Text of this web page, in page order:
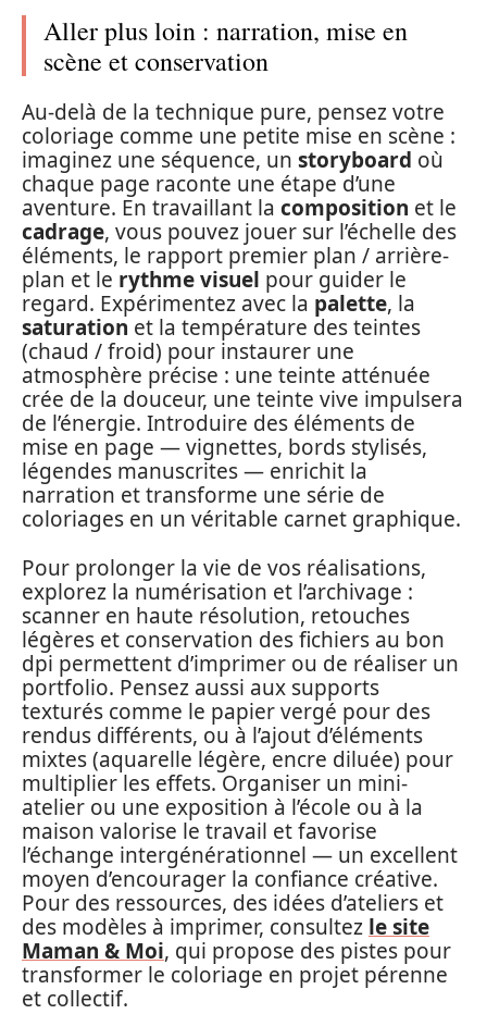
Aller plus loin : narration, mise en
scène et conservation
Au-delà de la technique pure, pensez votre
coloriage comme une petite mise en scène :
imaginez une séquence, un storyboard où
chaque page raconte une étape d’une
aventure. En travaillant la composition et le
cadrage, vous pouvez jouer sur l’échelle des
éléments, le rapport premier plan / arrière-
plan et le rythme visuel pour guider le
regard. Expérimentez avec la palette, la
saturation et la température des teintes
(chaud / froid) pour instaurer une
atmosphère précise : une teinte atténuée
crée de la douceur, une teinte vive impulsera
de l’énergie. Introduire des éléments de
mise en page — vignettes, bords stylisés,
légendes manuscrites — enrichit la
narration et transforme une série de
coloriages en un véritable carnet graphique.
Pour prolonger la vie de vos réalisations,
explorez la numérisation et l’archivage :
scanner en haute résolution, retouches
légères et conservation des fichiers au bon
dpi permettent d’imprimer ou de réaliser un
portfolio. Pensez aussi aux supports
texturés comme le papier vergé pour des
rendus différents, ou à l’ajout d’éléments
mixtes (aquarelle légère, encre diluée) pour
multiplier les effets. Organiser un mini-
atelier ou une exposition à l’école ou à la
maison valorise le travail et favorise
l’échange intergénérationnel — un excellent
moyen d’encourager la confiance créative.
Pour des ressources, des idées d’ateliers et
des modèles à imprimer, consultez le site
Maman & Moi, qui propose des pistes pour
transformer le coloriage en projet pérenne
et collectif.